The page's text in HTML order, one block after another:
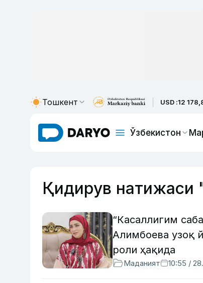
Тошкент USD :12
Ўзбекистон
Қидирув
“Касаллигим
Алимбоева узоқ
роли ҳақида
Маданият 10:55 /